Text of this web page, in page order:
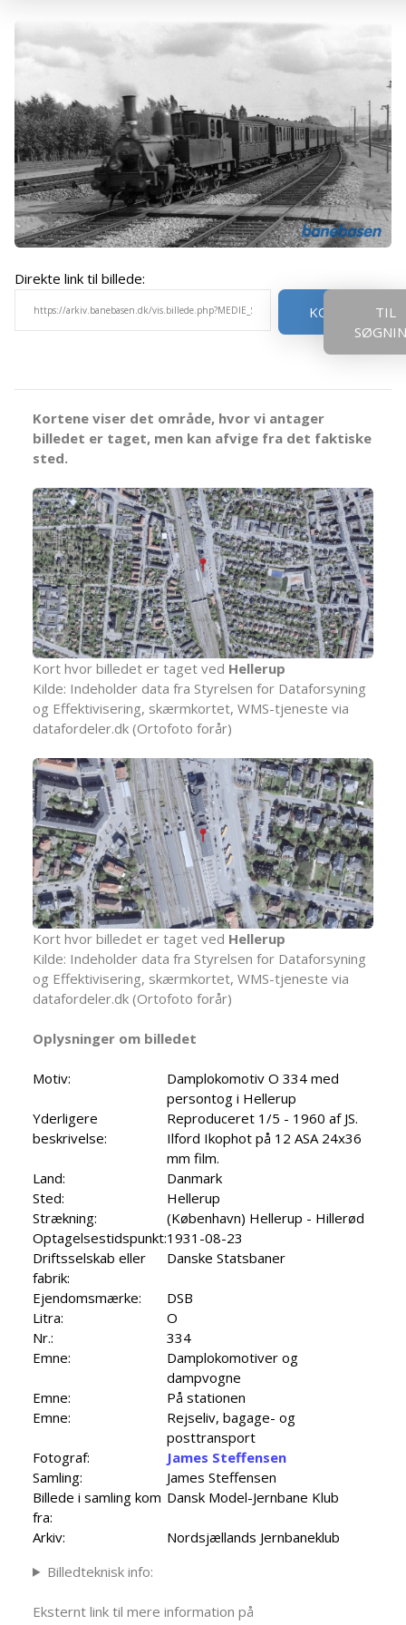
Direkte link til billede:
KOPIER
TIL
Kortene viser det område, hvor vi antager
billedet er taget, men kan afvige fra det faktiske
sted.
Kort hvor billedet er taget ved Hellerup
Kilde: Indeholder data fra Styrelsen for Dataforsyning
og Effektivisering, skærmkortet, WMS-tjeneste via
datafordeler.dk (Ortofoto forår)
Kort hvor billedet er taget ved Hellerup
Kilde: Indeholder data fra Styrelsen for Dataforsyning
og Effektivisering, skærmkortet, WMS-tjeneste via
datafordeler.dk (Ortofoto forår)
Oplysninger om billedet
Motiv:
Damplokomotiv O 334 med
persontog i Hellerup
Yderligere
beskrivelse:
Reproduceret 1/5 - 1960 af JS.
Ilford Ikophot på 12 ASA 24x36
mm film.
Land:
Danmark
Sted:
Hellerup
Strækning:
(København) Hellerup - Hillerød
Optagelsestidspunkt:1931-08-23
Driftsselskab eller
fabrik:
Danske Statsbaner
Ejendomsmærke:
DSB
Litra:
O
Nr.:
334
Emne:
Damplokomotiver og
dampvogne
Emne:
På stationen
Emne:
Rejseliv, bagage- og
posttransport
Fotograf:
James Steffensen
Samling:
James Steffensen
Billede i samling kom
fra:
Dansk Model-Jernbane Klub
Arkiv:
Nordsjællands Jernbaneklub
Billedteknisk info:
Eksternt link til mere information på